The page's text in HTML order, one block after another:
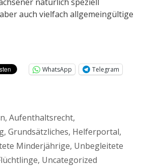
auch vielfach allgemeingültige
WhatsApp
Telegram
, Aufenthaltsrecht,
, Grundsätzliches, Helferportal,
Minderjährige, Unbegleitete
, Uncategorized